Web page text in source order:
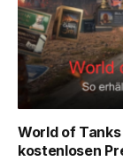
World of
kostenlosen